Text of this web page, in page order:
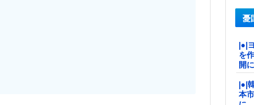
憂
|●|
を
開
|●|
本